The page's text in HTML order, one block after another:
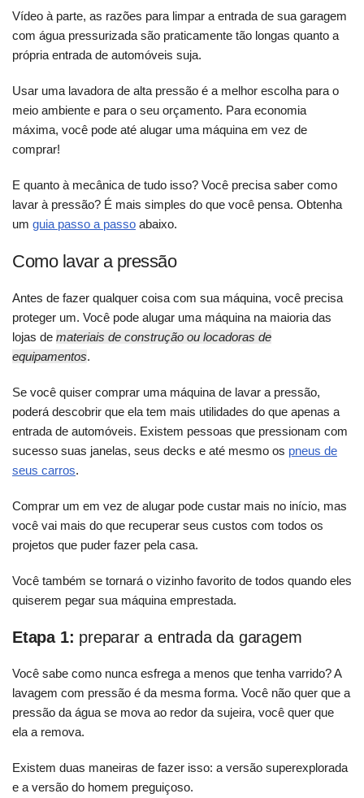
Vídeo à parte, as razões para limpar a entrada de sua garagem
com água pressurizada são praticamente tão longas quanto a
própria entrada de automóveis suja.
Usar uma lavadora de alta pressão é a melhor escolha para o
meio ambiente e para o seu orçamento. Para economia
máxima, você pode até alugar uma máquina em vez de
comprar!
E quanto à mecânica de tudo isso? Você precisa saber como
lavar à pressão? É mais simples do que você pensa. Obtenha
um guia passo a passo abaixo.
Como lavar a pressão
Antes de fazer qualquer coisa com sua máquina, você precisa
proteger um. Você pode alugar uma máquina na maioria das
lojas de materiais de construção ou locadoras de
equipamentos.
Se você quiser comprar uma máquina de lavar a pressão,
poderá descobrir que ela tem mais utilidades do que apenas a
entrada de automóveis. Existem pessoas que pressionam com
sucesso suas janelas, seus decks e até mesmo os pneus de
seus carros.
Comprar um em vez de alugar pode custar mais no início, mas
você vai mais do que recuperar seus custos com todos os
projetos que puder fazer pela casa.
Você também se tornará o vizinho favorito de todos quando eles
quiserem pegar sua máquina emprestada.
Etapa 1: preparar a entrada da garagem
Você sabe como nunca esfrega a menos que tenha varrido? A
lavagem com pressão é da mesma forma. Você não quer que a
pressão da água se mova ao redor da sujeira, você quer que
ela a remova.
Existem duas maneiras de fazer isso: a versão superexplorada
e a versão do homem preguiçoso.